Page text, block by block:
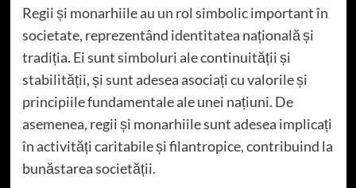
Regii și monarhiile au un rol simbolic important în
societate, reprezentând identitatea națională și
tradiția. Ei sunt simboluri ale continuității și
stabilității, și sunt adesea asociați cu valorile și
principiile fundamentale ale unei națiuni. De
asemenea, regii și monarhiile sunt adesea implicați
în activități caritabile și filantropice, contribuind la
bunăstarea societății.